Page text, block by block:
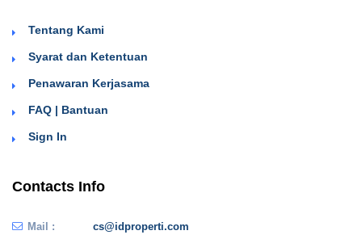
Tentang Kami
Syarat dan Ketentuan
Penawaran Kerjasama
FAQ | Bantuan
Sign In
Contacts Info
Mail : cs@idproperti.com